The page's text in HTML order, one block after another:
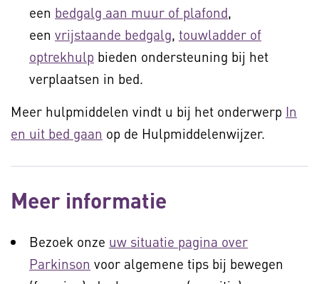
een bedgalg aan muur of plafond,
een vrijstaande bedgalg, touwladder of
optrekhulp bieden ondersteuning bij het
verplaatsen in bed.
Meer hulpmiddelen vindt u bij het onderwerp In
en uit bed gaan op de Hulpmiddelenwijzer.
Meer informatie
Bezoek onze uw situatie pagina over
Parkinson voor algemene tips bij bewegen